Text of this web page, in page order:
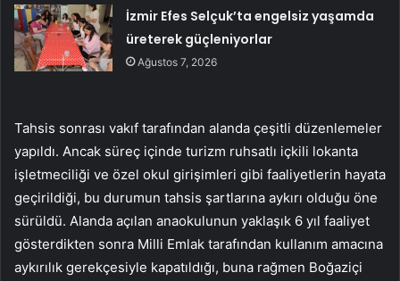
İzmir Efes Selçuk’ta engelsiz yaşamda
üreterek güçleniyorlar
Ağustos 7, 2026
Tahsis sonrası vakıf tarafından alanda çeşitli düzenlemeler
yapıldı. Ancak süreç içinde turizm ruhsatlı içkili lokanta
işletmeciliği ve özel okul girişimleri gibi faaliyetlerin hayata
geçirildiği, bu durumun tahsis şartlarına aykırı olduğu öne
sürüldü. Alanda açılan anaokulunun yaklaşık 6 yıl faaliyet
gösterdikten sonra Milli Emlak tarafından kullanım amacına
aykırılık gerekçesiyle kapatıldığı, buna rağmen Boğaziçi